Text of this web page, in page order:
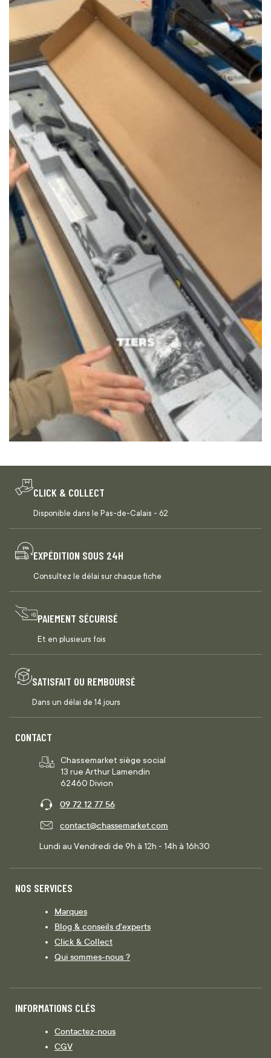
CLICK & COLLECT
Disponible dans le Pas-de-Calais - 62
EXPÉDITION SOUS 24H
Consultez le délai sur chaque fiche
PAIEMENT SÉCURISÉ
Et en plusieurs fois
SATISFAIT OU REMBOURSÉ
Dans un délai de 14 jours
CONTACT
Chassemarket siège social
13 rue Arthur Lamendin
62460 Divion
09 72 12 77 56
contact@chassemarket.com
Lundi au Vendredi de 9h à 12h - 14h à 16h30
NOS SERVICES
Marques
Blog & conseils d'experts
Click & Collect
Qui sommes-nous ?
INFORMATIONS CLÉS
Contactez-nous
CGV